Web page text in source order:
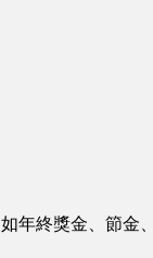
年終獎金、節金